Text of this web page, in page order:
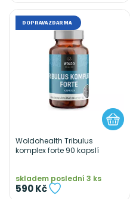
DOPRAVA ZDARMA
Woldohealth Tribulus
komplex forte 90 kapslí
skladem poslední 3 ks
590 Kč